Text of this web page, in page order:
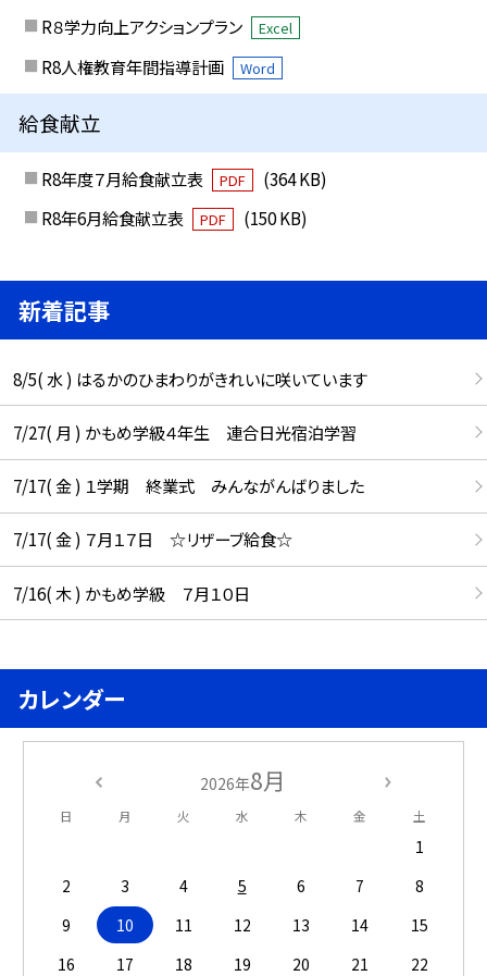
R８学力向上アクションプラン Excel
R8人権教育年間指導計画 Word
給食献立
R8年度７月給食献立表 PDF
(364 KB)
R8年6月給食献立表
PDF (150 KB)
新着記事
8/5( 水 ) はるかのひまわりがきれいに咲いています
7/27( 月 ) かもめ学級４年生 連合日光宿泊学習
7/17( 金 ) １学期 終業式 みんながんばりました
7/17( 金 ) ７月１７日 ☆リザーブ給食☆
7/16( 木 ) かもめ学級 ７月１０日
カレンダー
2026年8月
日 月 火 水 木 金 土
1
2
3 4 5 6 7
8
9
10 11 12 13 14
15
16
17 18 19 20 21
22